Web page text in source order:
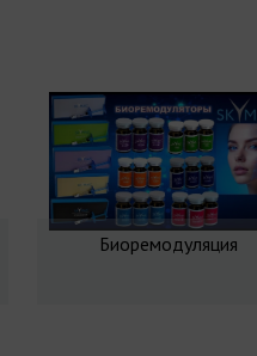
Биоремодуляция